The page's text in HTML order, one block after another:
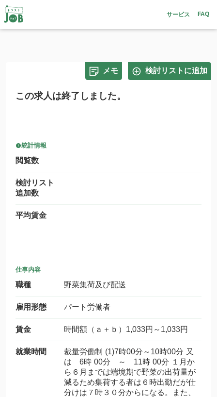
サービス FAQ
メモ 検討リストに追加
この求人は終了しました。
統計情報
閲覧数
検討リスト
追加数
平均賃金
仕事内容
職種 野菜集荷及び配送
雇用形態 パート労働者
賃金 時間額（ａ＋ｂ）1,033円～1,033円
就業時間
裁量労働制 (1)7時00分～10時00分 又
は 6時 00分 ～ 11時 00分 １月か
ら６月までは端境期で野菜の出荷量が
減るため集荷する者は６時出勤だが仕
分けは７時３０分からになる。また、